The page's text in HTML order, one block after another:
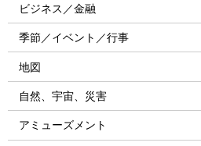
ビジネス／金融
季節／イベント／行事
地図
自然、宇宙、災害
アミューズメント